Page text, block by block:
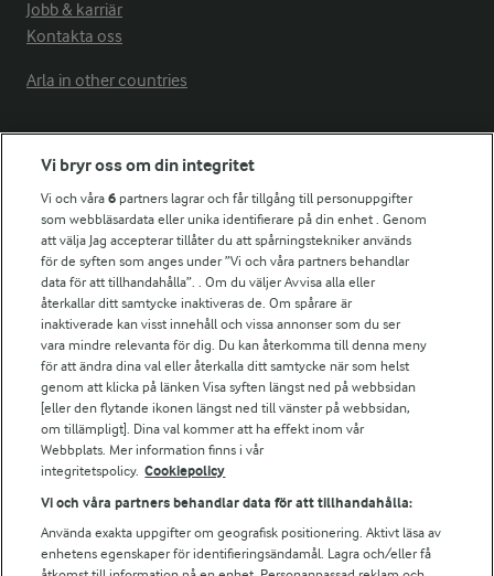
Jobb & karriär
Kontakta oss
Arla in other countries
Fler Arlasajter
För ägare
Arlas kundportal
Arla.com
Falbygdens Ost
Arla webbshop
Bildbank
Följ oss
Vi bryr oss om din integritet
Vi och våra6 partners lagrar och får tillgång till personuppgifter
som webbläsardata eller unika identifierare på din enhet . Genom
att välja Jag accepterar tillåter du att spårningstekniker används
för de syften som anges under ”Vi och våra partners behandlar
data för att tillhandahålla”. . Om du väljer Avvisa alla eller
återkallar ditt samtycke inaktiveras de. Om spårare är
inaktiverade kan visst innehåll och vissa annonser som du ser
vara mindre relevanta för dig. Du kan återkomma till denna meny
för att ändra dina val eller återkalla ditt samtycke när som helst
genom att klicka på länken Visa syften längst ned på webbsidan
[eller den flytande ikonen längst ned till vänster på webbsidan,
om tillämpligt]. Dina val kommer att ha effekt inom vår
Webbplats. Mer information finns i vår
integritetspolicy. Cookiepolicy
Vi och våra partners behandlar data för att tillhandahålla:
Använda exakta uppgifter om geografisk positionering. Aktivt läsa av
enhetens egenskaper för identifieringsändamål. Lagra och/eller få